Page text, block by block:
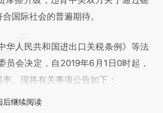
国际社会的普遍期待。
人民共和国进出口关税条例》等法
会决定，自2019年6月1日0时起，
。现将有关事项公告如下：
后继续阅读